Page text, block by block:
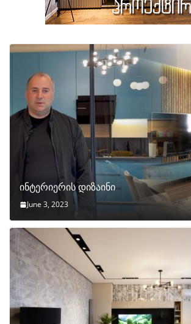
ინტერიერის დიზაინი
June 3, 2023